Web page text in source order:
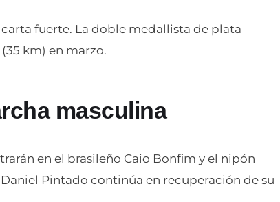
fuerte. La doble medallista de plata
km) en marzo.
masculina
en el brasileño Caio Bonfim y el nipón
Pintado continúa en recuperación de su